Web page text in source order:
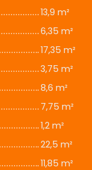
13,9 m²
6,35 m²
17,35 m²
3,75 m²
8,6 m²
7,75 m²
1,2 m²
22,5 m²
11,85 m²